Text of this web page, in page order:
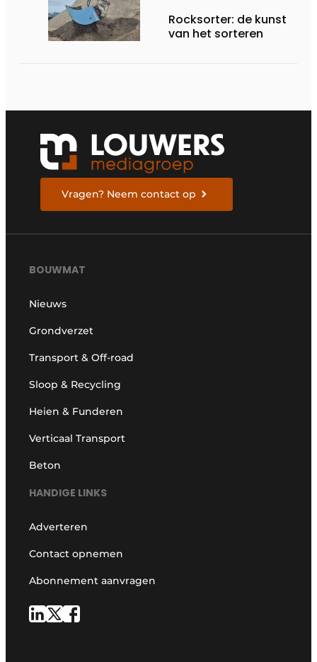
Rocksorter: de kunst
van het sorteren
Vragen? Neem contact op
BOUWMAT
Nieuws
Grondverzet
Transport & Off-road
Sloop & Recycling
Heien & Funderen
Verticaal Transport
Beton
HANDIGE LINKS
Adverteren
Contact opnemen
Abonnement aanvragen